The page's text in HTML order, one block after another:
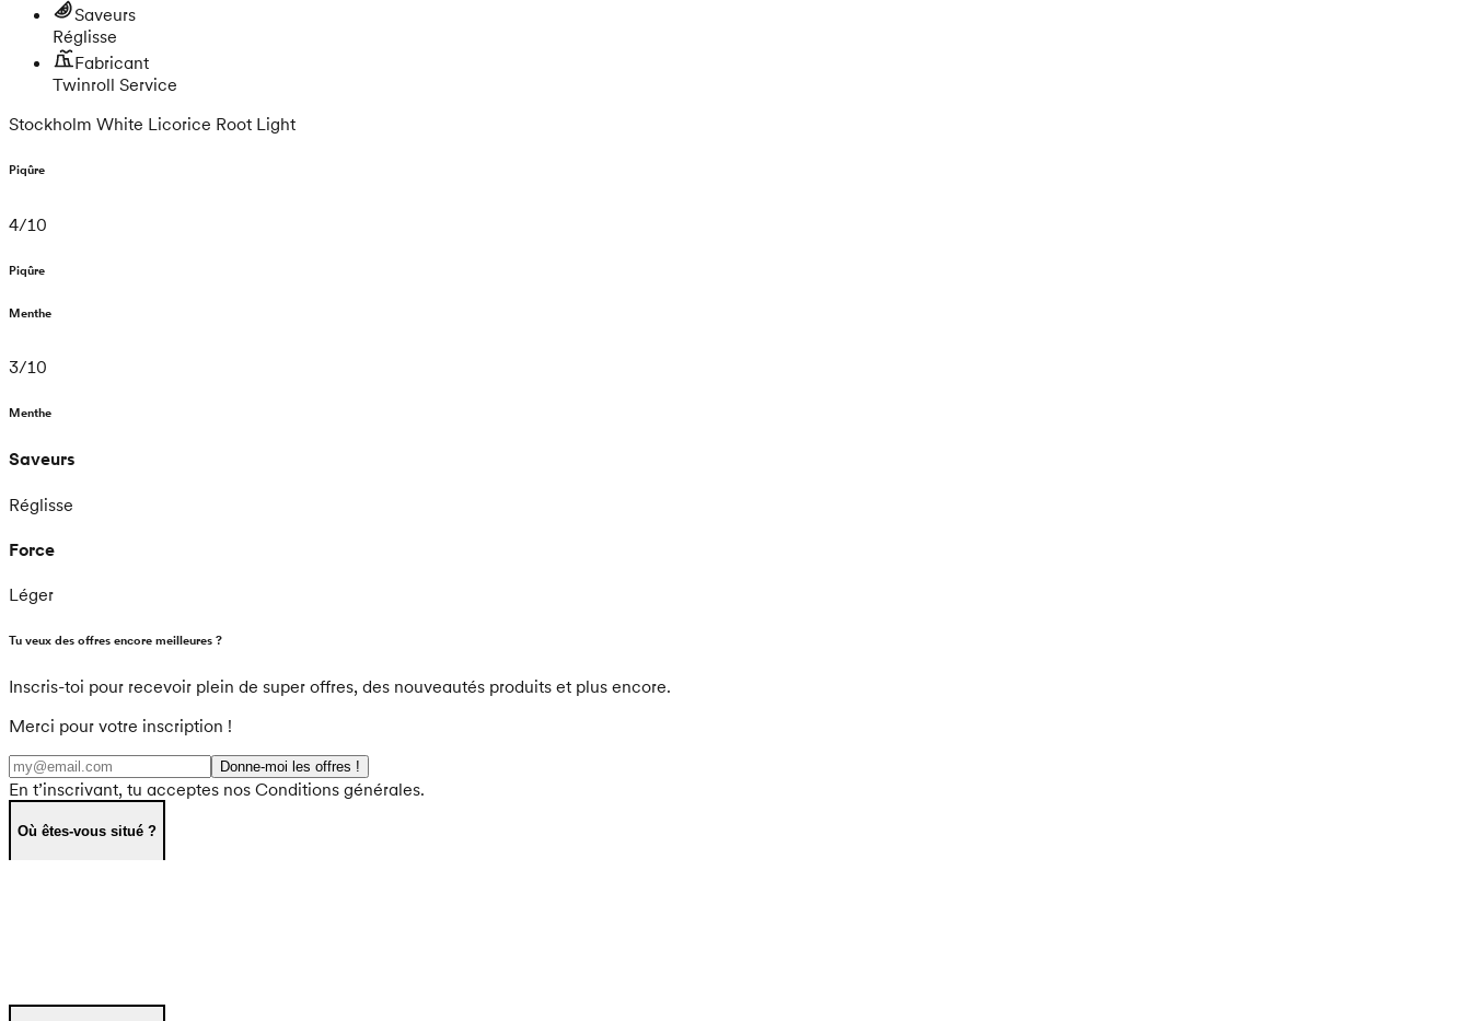
Saveurs
Réglisse
Fabricant
Twinroll Service
Stockholm White Licorice Root Light
Piqûre
4/10
Piqûre
Menthe
3/10
Menthe
Saveurs
Réglisse
Force
Léger
Tu veux des offres encore meilleures ?
Inscris-toi pour recevoir plein de super offres, des nouveautés produits et plus encore.
Merci pour votre inscription !
Donne-moi les offres !
En t’inscrivant, tu acceptes nos Conditions générales.
Où êtes-vous situé ?